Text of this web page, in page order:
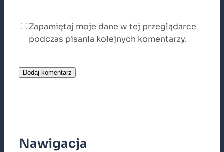
Zapamiętaj moje dane w tej przeglądarce
podczas pisania kolejnych komentarzy.
Nawigacja